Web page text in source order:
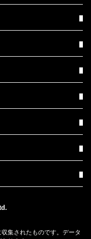
集されたものです。データ